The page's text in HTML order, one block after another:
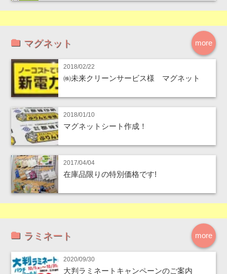
more
マグネット
2018/02/22
㈱未来クリーンサービス様 マグネット
2018/01/10
マグネットシート作成！
2017/04/04
在庫品限りの特別価格です!
more
ラミネート
2020/09/30
大判ラミネートキャンペーンのご案内